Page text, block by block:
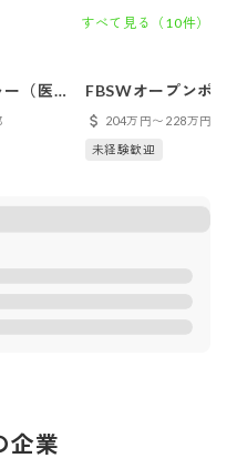
すべて見る（ 10件）
（医
FBSWオープンポジ
歓迎！／オペレータ
204万円〜228万円
未経験歓迎
企業